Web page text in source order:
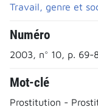
Travail, genre et
Numéro
2003, n° 10, p. 69-
Mot-clé
Prostitution -